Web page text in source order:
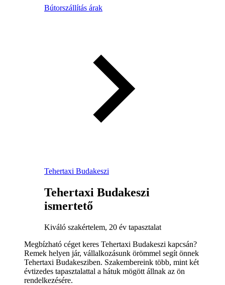
Bútorszállítás árak
Tehertaxi Budakeszi
Tehertaxi Budakeszi
ismertető
Kiváló szakértelem, 20 év tapasztalat
Megbízható céget keres Tehertaxi Budakeszi kapcsán?
Remek helyen jár, vállalkozásunk örömmel segít önnek
Tehertaxi Budakesziben. Szakembereink több, mint két
évtizedes tapasztalattal a hátuk mögött állnak az ön
rendelkezésére.